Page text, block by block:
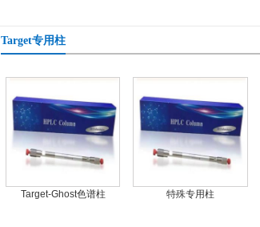
Target专用柱
Target-Ghost色谱柱 特殊专用柱